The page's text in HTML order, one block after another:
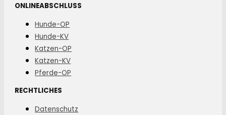
ONLINEABSCHLUSS
Hunde-OP
Hunde-KV
Katzen-OP
Katzen-KV
Pferde-OP
RECHTLICHES
Datenschutz